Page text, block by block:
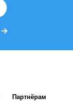
Партнёрам